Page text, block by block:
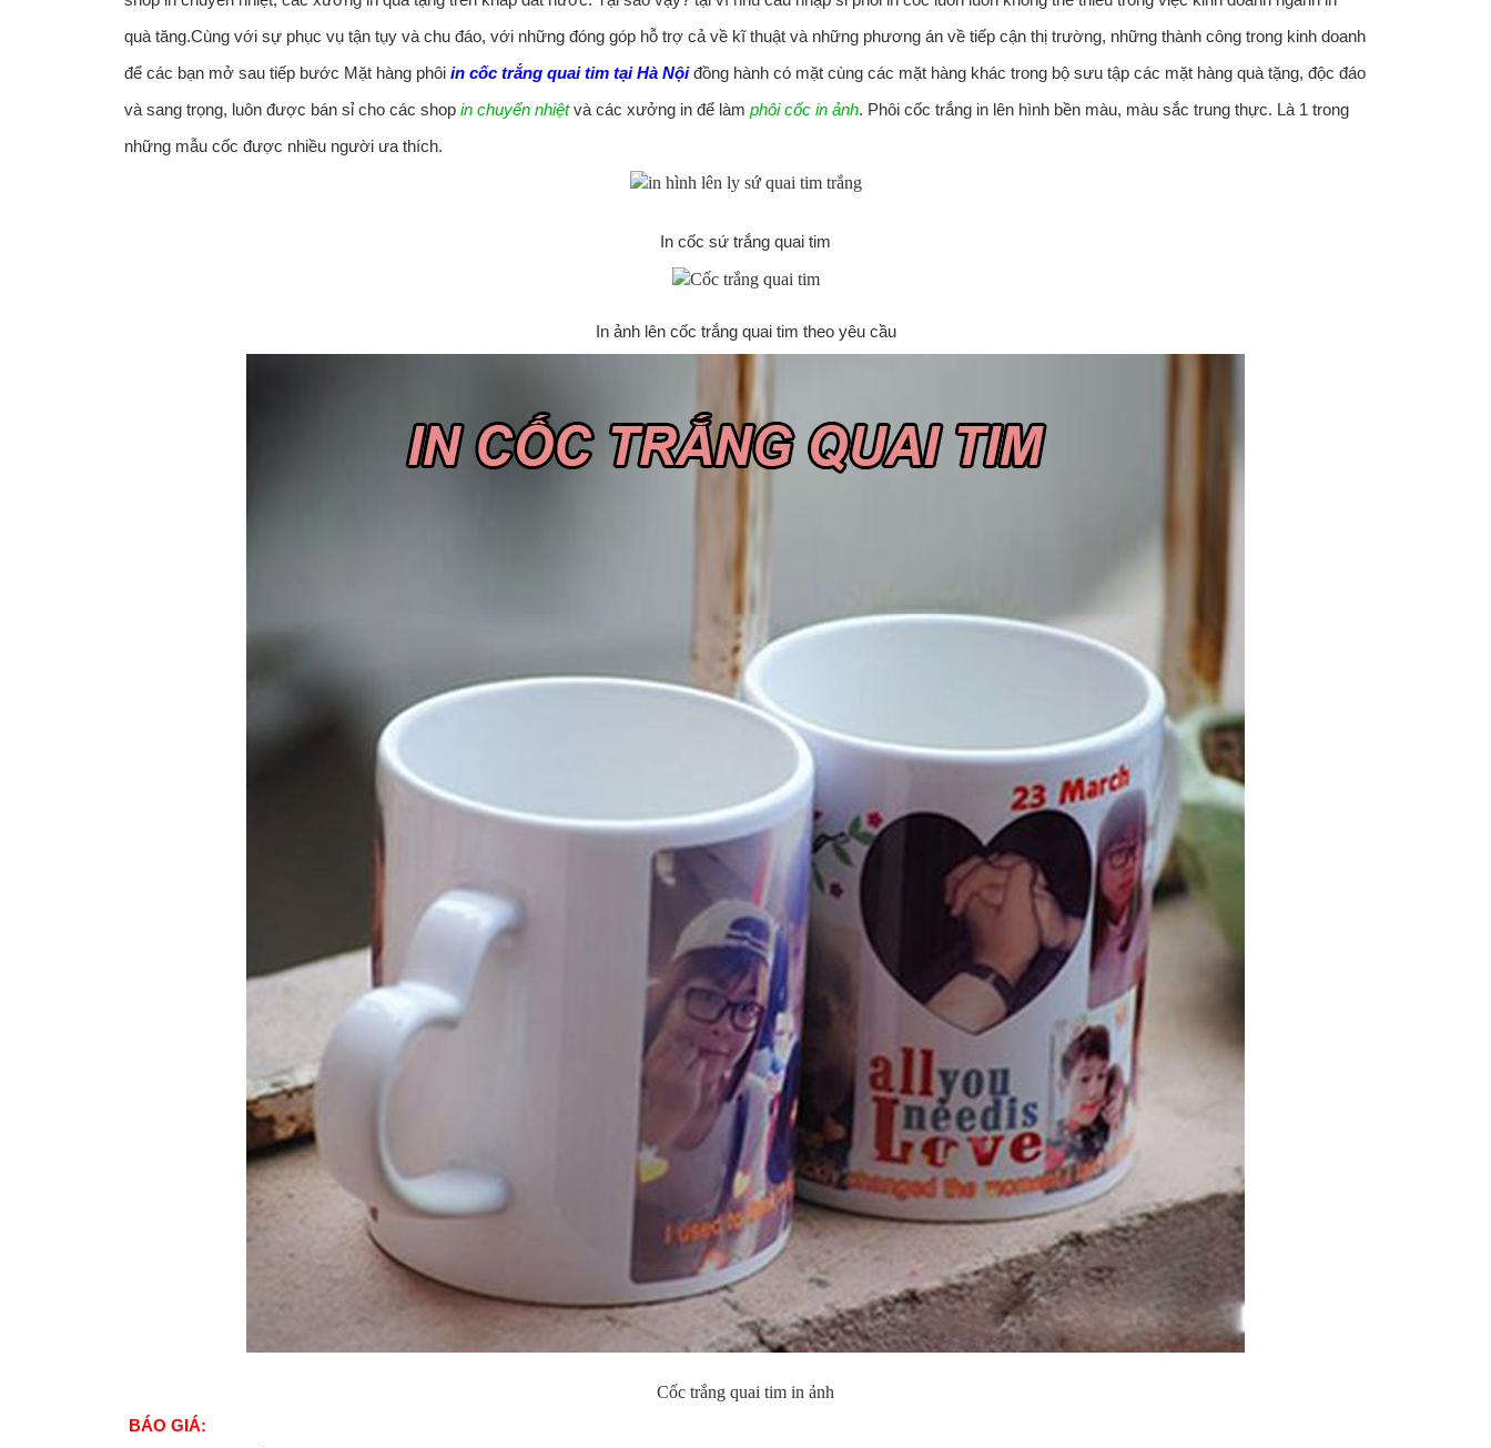
quà tăng.Cùng với sự phục vụ tận tụy và chu đáo, với những đóng góp hỗ trợ cả về kĩ thuật và những phương án về tiếp cận thị trường, những thành công trong kinh doanh
để các bạn mở sau tiếp bước Mặt hàng phôi in cốc trắng quai tim tại Hà Nộiđồng hành có mặt cùng các mặt hàng khác trong bộ sưu tập các mặt hàng quà tặng, độc đáo
và sang trọng, luôn được bán sỉ cho các shop in chuyển nhiệt và các xưởng in để làm phôi cốc in ảnh. Phôi cốc trắng in lên hình bền màu, màu sắc trung thực. Là 1 trong
những mẫu cốc được nhiều người ưa thích.
In cốc sứ trắng quai tim
In ảnh lên cốc trắng quai tim theo yêu cầu
Cốc trắng quai tim in ảnh
BÁO GIÁ: